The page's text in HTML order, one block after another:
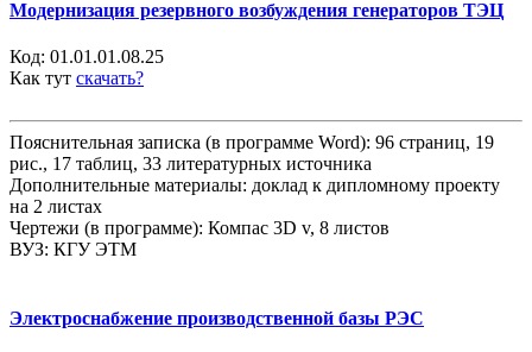
Модернизация резервного возбуждения генераторов ТЭЦ
Код: 01.01.01.08.25
Как тут скачать?
Пояснительная записка (в программе Word): 96 страниц, 19
рис., 17 таблиц, 33 литературных источника
Дополнительные материалы: доклад к дипломному проекту
на 2 листах
Чертежи (в программе): Компас 3D v, 8 листов
ВУЗ: КГУ ЭТМ
Электроснабжение производственной базы РЭС